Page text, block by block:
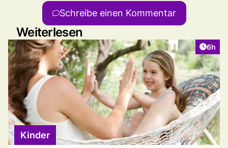
Schreibe einen Kommentar
Weiterlesen
6h
Kinder